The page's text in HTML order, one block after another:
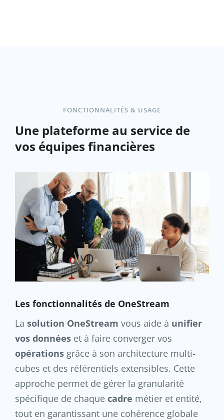
FONCTIONNALITÉS & USAGE
Une plateforme au service de
vos équipes financières
Les fonctionnalités de OneStream
La solution OneStream vous aide à unifier
vos données et à faire converger vos
opérations grâce à son architecture multi-
cubes et des référentiels extensibles. Cette
approche permet de gérer la granularité
spécifique de chaque cadre métier et entité,
tout en garantissant une cohérence globale